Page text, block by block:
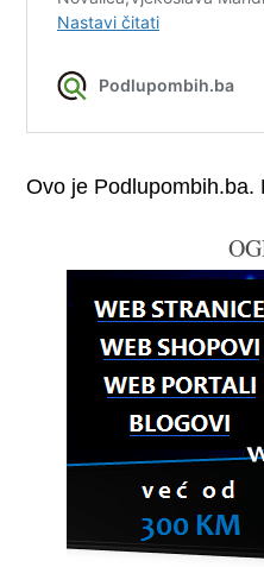
Ovo je Podlupombih.ba.